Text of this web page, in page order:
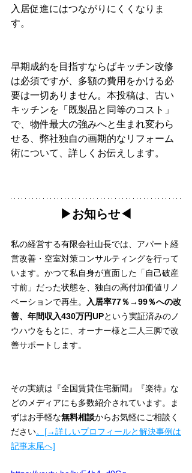
入居促進にはつながりにくくなりま
す。
早期成約を目指すならばキッチン改修
は必須ですが、多額の費用をかける必
要は一切ありません。本投稿は、古い
キッチンを「既製品と同等のコスト」
で、物件最大の強みへと生まれ変わら
せる、弊社独自の画期的なリフォーム
術について、詳しくお伝えします。
▶︎お知らせ◀︎
私の経営する有限会社山長では、アパート経
営改善・空室対策コンサルティングを行って
います。かつて私自身が直面した「自己破産
寸前」だった状態を、独自の高付加価値リノ
ベーションで再生。
入居率77％→99％への改
善、年間収入430万円UPという実証済みのノ
ウハウをもとに、オーナー様と二人三脚で改
善サポートします。
その実績は『全国賃貸住宅新聞』『楽待』な
どのメディアにも多数紹介されています。ま
ずはお手軽な無料相談からお気軽にご相談く
ださい。[→詳しいプロフィールと解決事例は
記事末尾へ]